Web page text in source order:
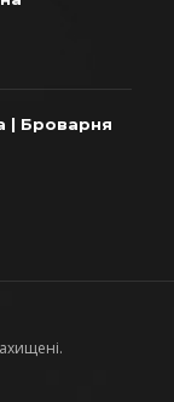
| Броварня